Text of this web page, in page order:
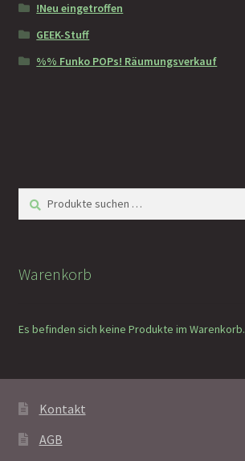
!Neu eingetroffen
GEEK-Stuff
%% Funko POPs! Räumungsverkauf
Suchen
nach:
Suchen
Warenkorb
Es befinden sich keine Produkte im Warenkorb.
Kontakt
AGB